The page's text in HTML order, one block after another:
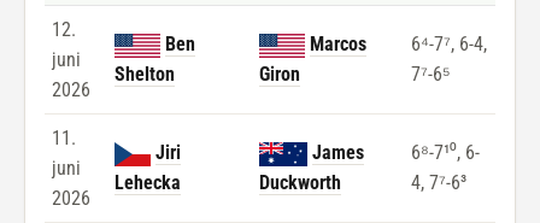
12.
juni
2026
Ben
Shelton
Marcos
Giron
6⁴-7⁷, 6-4,
7⁷-6⁵
11.
juni
2026
Jiri
Lehecka
James
Duckworth
6⁸-7¹⁰, 6-
4, 7⁷-6³